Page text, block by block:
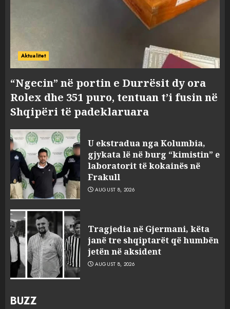
Aktualitet
“Ngecin” në portin e Durrësit dy ora
Rolex dhe 351 puro, tentuan t’i fusin në
Shqipëri të padeklaruara
U ekstradua nga Kolumbia,
gjykata lë në burg “kimistin” e
laboratorit të kokainës në
Frakull
AUGUST 8, 2026
Tragjedia në Gjermani, këta
janë tre shqiptarët që humbën
jetën në aksident
AUGUST 8, 2026
BUZZ